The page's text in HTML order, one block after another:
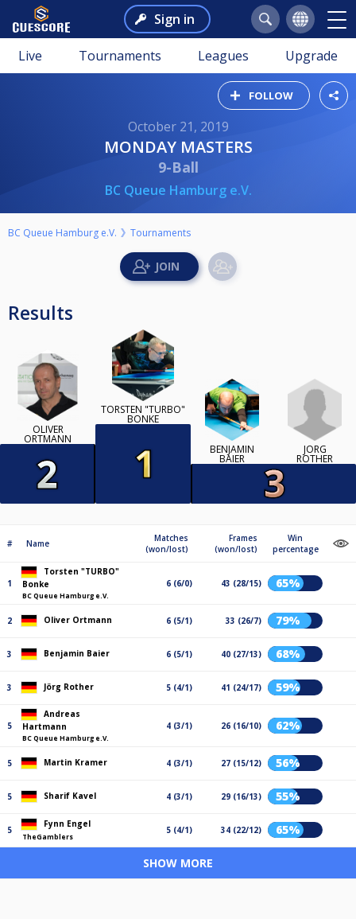
Sign in
Live Tournaments Leagues Upgrade
FOLLOW
October 21, 2019
MONDAY MASTERS
9-Ball
BC Queue Hamburg e.V.
BC Queue Hamburg e.V. Tournaments
Results
OLIVER
ORTMANN
TORSTEN "TURBO"
BONKE
BENJAMIN
BAIER
JÖRG
ROTHER
# Name
Matches
(won/lost)
Frames
(won/lost)
Win
percentage
1
Torsten "TURBO"
Bonke
BC Queue Hamburg e.V.
6 (6/0) 43 (28/15) 65%
2 Oliver Ortmann 6 (5/1) 33 (26/7) 79%
3 Benjamin Baier 6 (5/1) 40 (27/13) 68%
3 Jörg Rother 5 (4/1) 41 (24/17) 59%
5
Andreas
Hartmann
BC Queue Hamburg e.V.
4 (3/1) 26 (16/10) 62%
5 Martin Kramer 4 (3/1) 27 (15/12) 56%
5 Sharif Kavel 4 (3/1) 29 (16/13) 55%
5
Fynn Engel
TheGamblers
5 (4/1) 34 (22/12) 65%
SHOW MORE